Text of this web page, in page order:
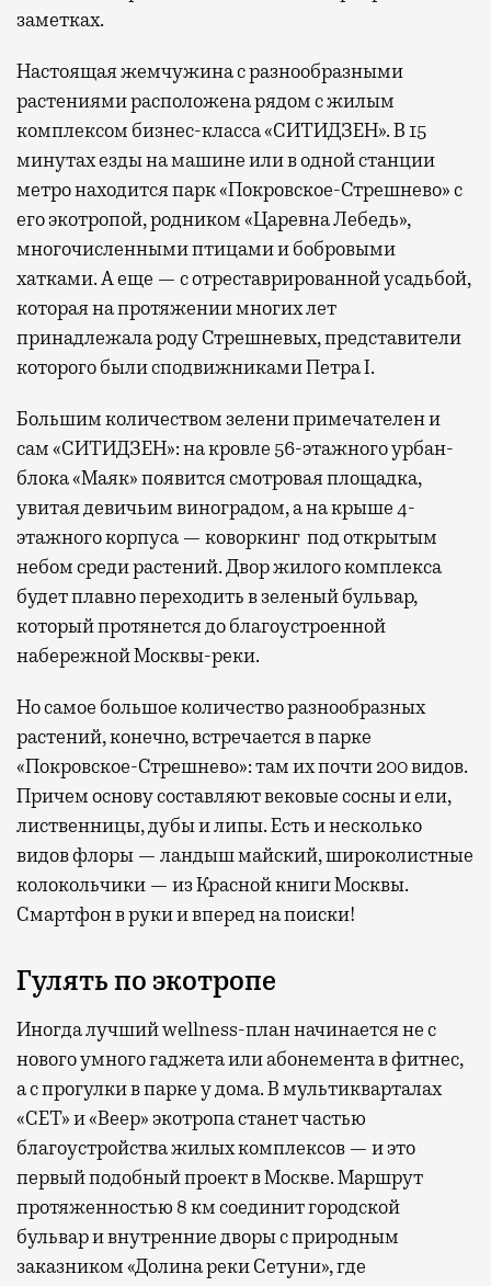
заметках.
Настоящая жемчужина с разнообразными
растениями расположена рядом с жилым
комплексом бизнес-класса «СИТИДЗЕН». В 15
минутах езды на машине или в одной станции
метро находится парк «Покровское-Стрешнево» с
его экотропой, родником «Царевна Лебедь»,
многочисленными птицами и бобровыми
хатками. А еще — с отреставрированной усадьбой,
которая на протяжении многих лет
принадлежала роду Стрешневых, представители
которого были сподвижниками Петра I.
Большим количеством зелени примечателен и
сам «СИТИДЗЕН»: на кровле 56-этажного урбан-
блока «Маяк» появится смотровая площадка,
увитая девичьим виноградом, а на крыше 4-
этажного корпуса — коворкинг под открытым
небом среди растений. Двор жилого комплекса
будет плавно переходить в зеленый бульвар,
который протянется до благоустроенной
набережной Москвы-реки.
Но самое большое количество разнообразных
растений, конечно, встречается в парке
«Покровское-Стрешнево»: там ихпочти 200 видов.
Причем основу составляют вековые сосны и ели,
лиственницы, дубы и липы. Есть и несколько
видов флоры — ландыш майский, широколистные
колокольчики — из Красной книги Москвы.
Смартфон в руки и вперед на поиски!
Гулять по экотропе
Иногда лучший wellness-план начинается не с
нового умного гаджета или абонемента в фитнес,
а с прогулки в парке у дома. В мультикварталах
«СЕТ» и «Веер» экотропа станет частью
благоустройства жилых комплексов — и это
первый подобный проект в Москве. Маршрут
протяженностью 8 км соединит городской
бульвар и внутренние дворы с природным
заказником «Долина реки Сетуни», где